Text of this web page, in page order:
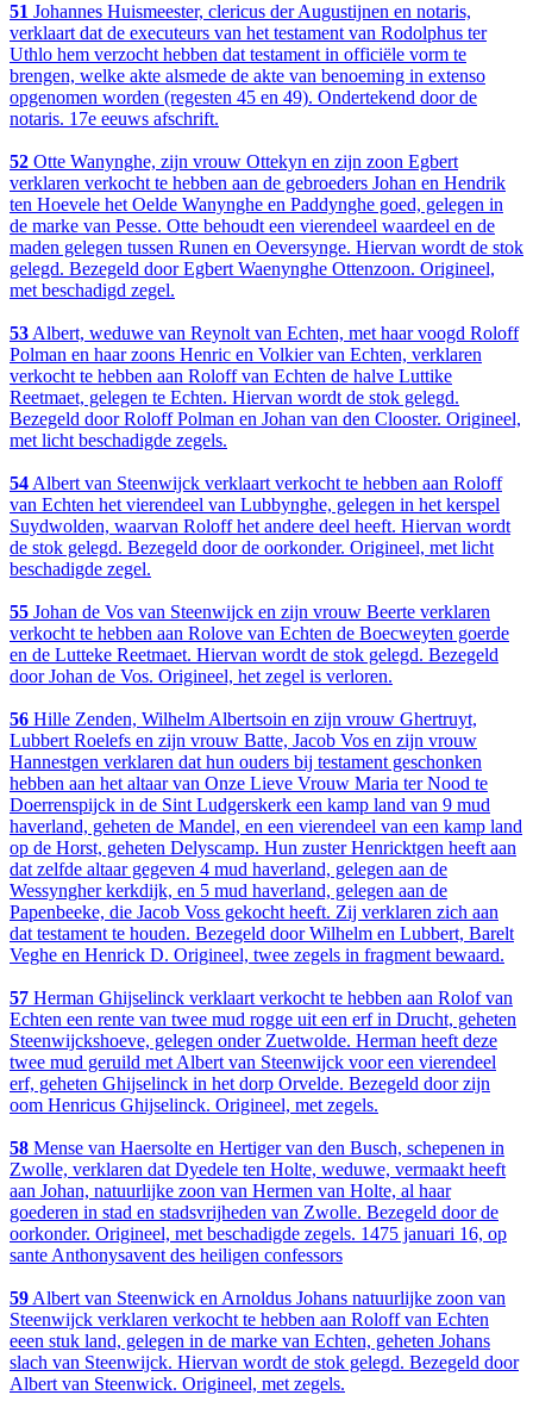
51 Johannes Huismeester, clericus der Augustijnen en notaris,
verklaart dat de executeurs van het testament van Rodolphus ter
Uthlo hem verzocht hebben dat testament in officiële vorm te
brengen, welke akte alsmede de akte van benoeming in extenso
opgenomen worden (regesten 45 en 49). Ondertekend door de
notaris. 17e eeuws afschrift.
52 Otte Wanynghe, zijn vrouw Ottekyn en zijn zoon Egbert
verklaren verkocht te hebben aan de gebroeders Johan en Hendrik
ten Hoevele het Oelde Wanynghe en Paddynghe goed, gelegen in
de marke van Pesse. Otte behoudt een vierendeel waardeel en de
maden gelegen tussen Runen en Oeversynge. Hiervan wordt de stok
gelegd. Bezegeld door Egbert Waenynghe Ottenzoon. Origineel,
met beschadigd zegel.
53Albert, weduwe van Reynolt van Echten, met haar voogd Roloff
Polman en haar zoons Henric en Volkier van Echten, verklaren
verkocht te hebben aan Roloff van Echten de halve Luttike
Reetmaet, gelegen te Echten. Hiervan wordt de stok gelegd.
Bezegeld door Roloff Polman en Johan van den Clooster. Origineel,
met licht beschadigde zegels.
54Albert van Steenwijck verklaart verkocht te hebben aan Roloff
van Echten het vierendeel van Lubbynghe, gelegen in het kerspel
Suydwolden, waarvan Roloff het andere deel heeft. Hiervan wordt
de stok gelegd. Bezegeld door de oorkonder. Origineel, met licht
beschadigde zegel.
55 Johan de Vos van Steenwijck en zijn vrouw Beerte verklaren
verkocht te hebben aan Rolove van Echten de Boecweyten goerde
en de Lutteke Reetmaet. Hiervan wordt de stok gelegd. Bezegeld
door Johan de Vos. Origineel, het zegel is verloren.
56 Hille Zenden, Wilhelm Albertsoin en zijn vrouw Ghertruyt,
Lubbert Roelefs en zijn vrouw Batte, Jacob Vos en zijn vrouw
Hannestgen verklaren dat hun ouders bij testament geschonken
hebben aan het altaar van Onze Lieve Vrouw Maria ter Nood te
Doerrenspijck in de Sint Ludgerskerk een kamp land van 9 mud
haverland, geheten de Mandel, en een vierendeel van een kamp land
op de Horst, geheten Delyscamp. Hun zuster Henricktgen heeft aan
dat zelfde altaar gegeven 4 mud haverland, gelegen aan de
Wessyngher kerkdijk, en 5 mud haverland, gelegen aan de
Papenbeeke, die Jacob Voss gekocht heeft. Zij verklaren zich aan
dat testament te houden. Bezegeld door Wilhelm en Lubbert, Barelt
Veghe en Henrick D. Origineel, twee zegels in fragment bewaard.
57 Herman Ghijselinck verklaart verkocht te hebben aan Rolof van
Echten een rente van twee mud rogge uit een erf in Drucht, geheten
Steenwijckshoeve, gelegen onder Zuetwolde. Herman heeft deze
twee mud geruild met Albert van Steenwijck voor een vierendeel
erf, geheten Ghijselinck in het dorp Orvelde. Bezegeld door zijn
oom Henricus Ghijselinck. Origineel, met zegels.
58 Mense van Haersolte en Hertiger van den Busch, schepenen in
Zwolle, verklaren dat Dyedele ten Holte, weduwe, vermaakt heeft
aan Johan, natuurlijke zoon van Hermen van Holte, al haar
goederen in stad en stadsvrijheden van Zwolle. Bezegeld door de
oorkonder. Origineel, met beschadigde zegels. 1475 januari 16, op
sante Anthonysavent des heiligen confessors
59Albert van Steenwick en Arnoldus Johans natuurlijke zoon van
Steenwijck verklaren verkocht te hebben aan Roloff van Echten
eeen stuk land, gelegen in de marke van Echten, geheten Johans
slach van Steenwijck. Hiervan wordt de stok gelegd. Bezegeld door
Albert van Steenwick. Origineel, met zegels.